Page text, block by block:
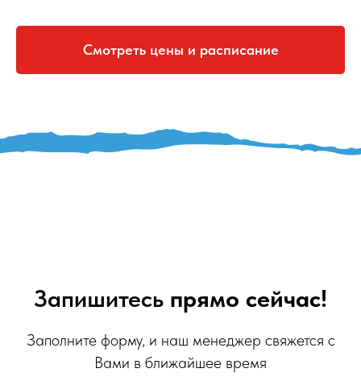
Смотреть цены и расписание
Запишитесь прямо сейчас!
Заполните форму, и наш менеджер свяжется с
Вами в ближайшее время